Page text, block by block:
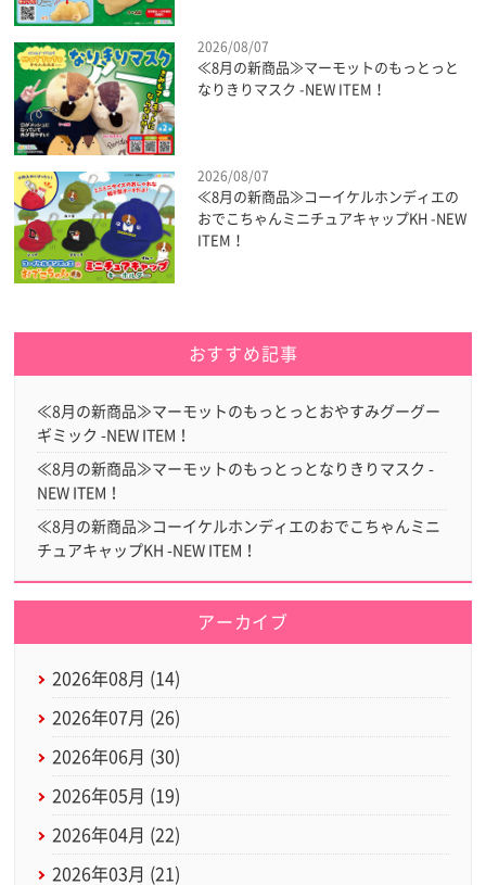
2026/08/07
≪8月の新商品≫マーモットのもっとっと
なりきりマスク -NEW ITEM！
2026/08/07
≪8月の新商品≫コーイケルホンディエの
おでこちゃんミニチュアキャップKH -NEW
ITEM！
おすすめ記事
≪8月の新商品≫マーモットのもっとっとおやすみグーグー
ギミック -NEW ITEM！
≪8月の新商品≫マーモットのもっとっとなりきりマスク -
NEW ITEM！
≪8月の新商品≫コーイケルホンディエのおでこちゃんミニ
チュアキャップKH -NEW ITEM！
アーカイブ
2026年08月 (14)
2026年07月 (26)
2026年06月 (30)
2026年05月 (19)
2026年04月 (22)
2026年03月 (21)